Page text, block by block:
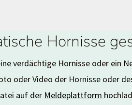
Hornisse
verdächtige Hornisse oder ein
oder Video der Hornisse oder
auf der Meldeplattform